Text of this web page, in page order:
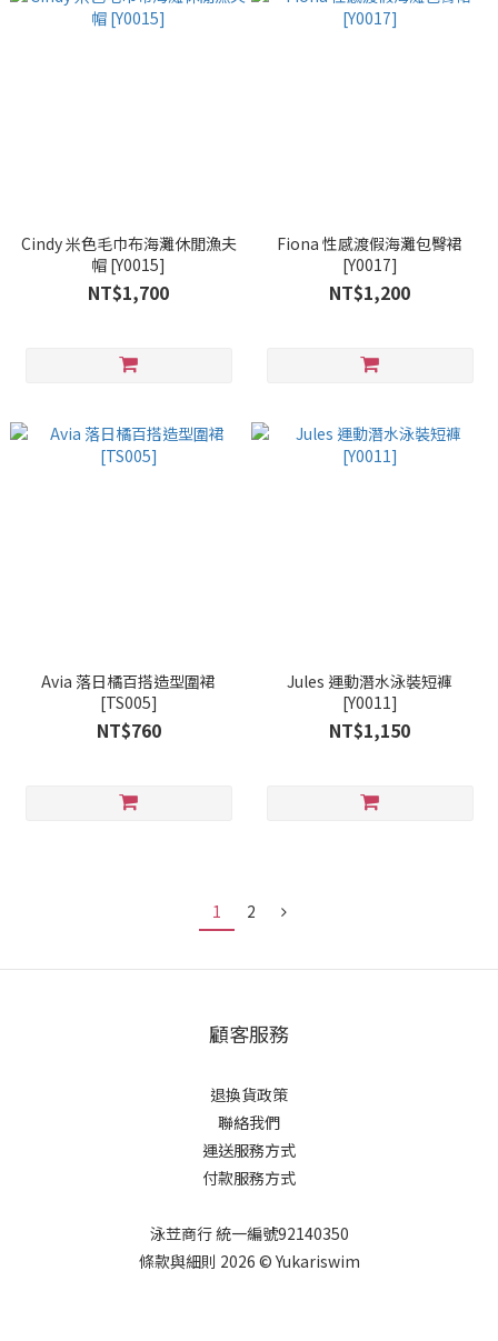
Cindy 米色毛巾布海灘休閒漁夫
帽 [Y0015]
NT$1,700
Fiona 性感渡假海灘包臀裙
[Y0017]
NT$1,200
Avia 落日橘百搭造型圍裙
[TS005]
NT$760
Jules 運動潛水泳裝短褲
[Y0011]
NT$1,150
1 2
顧客服務
退換貨政策
聯絡我們
運送服務方式
付款服務方式
泳苙商行 統一編號92140350
條款與細則 2026 © Yukariswim